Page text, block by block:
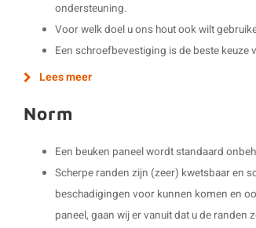
ondersteuning.
Voor welk doel u ons hout ook wilt
Een schroefbevestiging is de beste keuze
Lees meer
Norm
Een beuken paneel wordt standaard
Scherpe randen zijn (zeer) kwetsbaar en
beschadigingen voor kunnen komen en
paneel, gaan wij er vanuit dat u de randen